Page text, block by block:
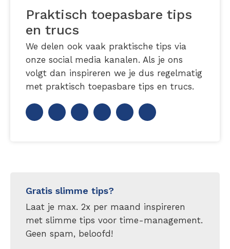
Praktisch toepasbare tips
en trucs
We delen ook vaak praktische tips via
onze social media kanalen. Als je ons
volgt dan inspireren we je dus regelmatig
met praktisch toepasbare tips en trucs.
Gratis slimme tips?
Laat je max. 2x per maand inspireren
met slimme tips voor time-management.
Geen spam, beloofd!